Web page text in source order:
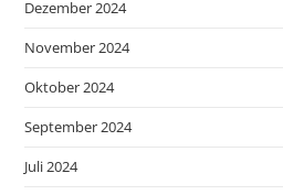
Dezember 2024
November 2024
Oktober 2024
September 2024
Juli 2024